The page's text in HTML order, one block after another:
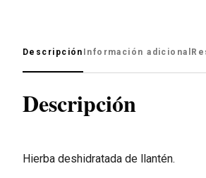
Descripción Información adicional
Descripción
Hierba deshidratada de llantén.